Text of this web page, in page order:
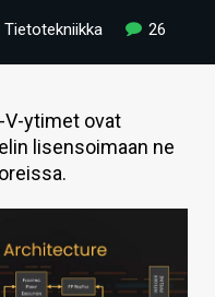
Tietotekniikka 26
V-ytimet ovat
lisensoimaan ne